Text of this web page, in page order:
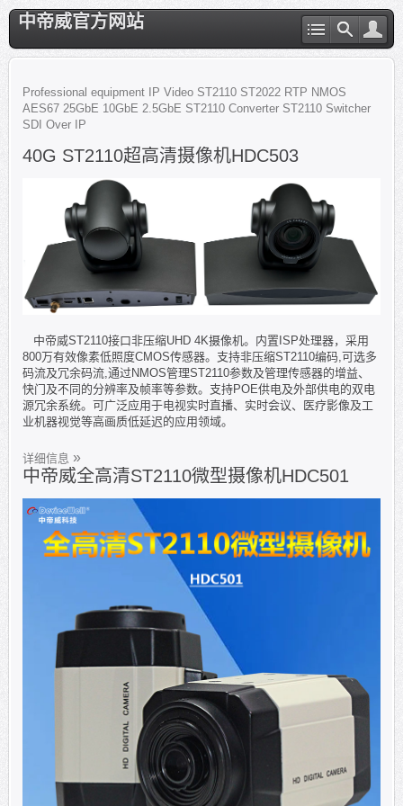
中帝威官方网站
Professional equipment IP Video ST2110 ST2022 RTP NMOS
AES67 25GbE 10GbE 2.5GbE ST2110 Converter ST2110 Switcher
SDI Over IP
40G ST2110超高清摄像机HDC503
中帝威ST2110接口非压缩UHD 4K摄像机。内置ISP处理器，采用
800万有效像素低照度CMOS传感器。支持非压缩ST2110编码,可选多
码流及冗余码流,通过NMOS管理ST2110参数及管理传感器的增益、
快门及不同的分辨率及帧率等参数。支持POE供电及外部供电的双电
源冗余系统。可广泛应用于电视实时直播、实时会议、医疗影像及工
业机器视觉等高画质低延迟的应用领域。
详细信息
中帝威全高清ST2110微型摄像机HDC501